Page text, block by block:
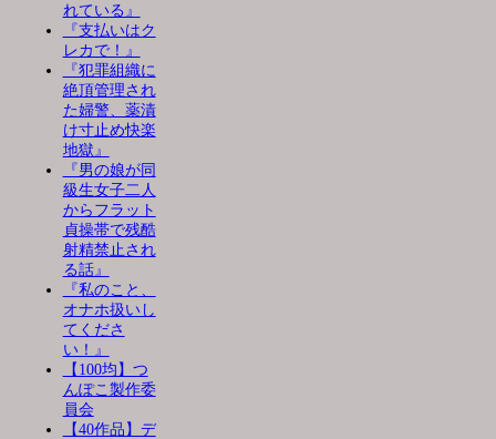
れている』
『支払いはク
レカで！』
『犯罪組織に
絶頂管理され
た婦警、薬漬
け寸止め快楽
地獄』
『男の娘が同
級生女子二人
からフラット
貞操帯で残酷
射精禁止され
る話』
『私のこと、
オナホ扱いし
てくださ
い！』
【100均】つ
んぽこ製作委
員会
【40作品】デ